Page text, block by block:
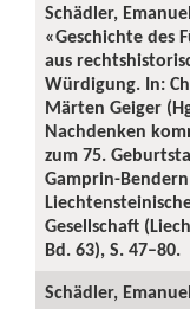
Schädler,
«Geschichte des
aus
Würdigung. In:
Märten Geiger
Nachdenken
zum 75.
Gamprin-
Gesellschaft
Bd. 63), S. 47–80.
Schädler,